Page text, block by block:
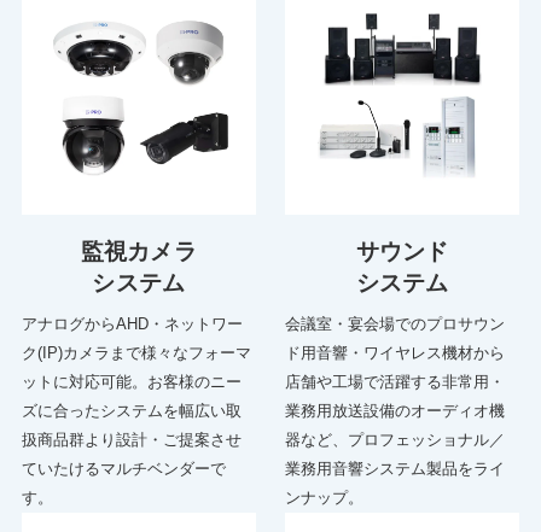
監視カメラ
システム
アナログからAHD・ネットワー
ク(IP)カメラまで様々なフォーマ
ットに対応可能。お客様のニー
ズに合ったシステムを幅広い取
扱商品群より設計・ご提案させ
ていたけるマルチベンダーで
す。
サウンド
システム
会議室・宴会場でのプロサウン
ド用音響・ワイヤレス機材から
店舗や工場で活躍する非常用・
業務用放送設備のオーディオ機
器など、プロフェッショナル／
業務用音響システム製品をライ
ンナップ。